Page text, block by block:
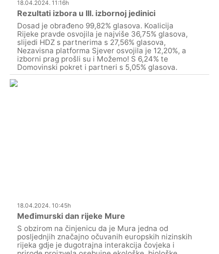
18.04.2024. 11:16h
Rezultati izbora u III. izbornoj jedinici
Dosad je obrađeno 99,82% glasova. Koalicija
Rijeke pravde osvojila je najviše 36,75% glasova,
slijedi HDZ s partnerima s 27,56% glasova,
Nezavisna platforma Sjever osvojila je 12,20%, a
izborni prag prošli su i Možemo! S 6,24% te
Domovinski pokret i partneri s 5,05% glasova.
18.04.2024. 10:45h
Međimurski dan rijeke Mure
S obzirom na činjenicu da je Mura jedna od
posljednjih značajno očuvanih europskih nizinskih
rijeka gdje je dugotrajna interakcija čovjeka i